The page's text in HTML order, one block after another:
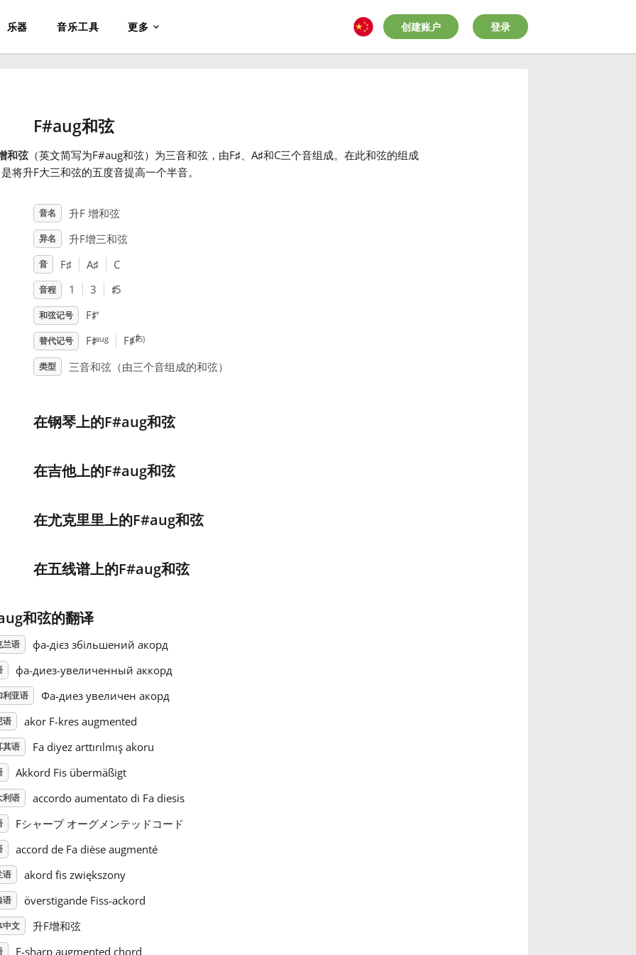
乐器 音乐工具 更多 创建账户 登录
F#aug和弦
和弦（英文简写为F#aug和弦）为三音和弦，由F♯、A♯和C三个音组成。在此和弦的组成
将升F大三和弦的五度音提高一个半音。
音名 升F 增和弦
异名 升F增三和弦
音 F♯ A♯ C
音程 1 3 ♯5
和弦记号 F♯+
替代记号 F♯aug F♯(♯5)
类型 三音和弦（由三个音组成的和弦）
在钢琴上的F#aug和弦
在吉他上的F#aug和弦
在尤克里里上的F#aug和弦
在五线谱上的F#aug和弦
和弦的翻译
兰语 фа-дієз збільшений акорд
фа-диез-увеличенный аккорд
利亚语 Фа-диез увеличен акорд
语 akor F-kres augmented
其语 Fa diyez arttırılmış akoru
Akkord Fis übermäßigt
利语 accordo aumentato di Fa diesis
Fシャープ オーグメンテッドコード
accord de Fa dièse augmenté
语 akord fis zwiększony
语 överstigande Fiss-ackord
中文 升F增和弦
F-sharp augmented chord